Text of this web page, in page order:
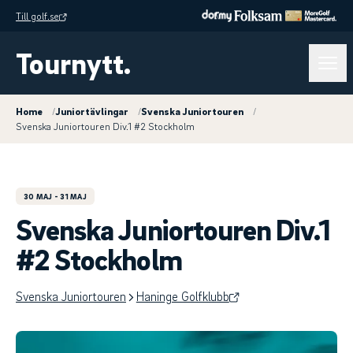
Till golf.se
Tournytt.
Home /Juniortävlingar /Svenska Juniortouren
/
Svenska Juniortouren Div.1 #2 Stockholm
30 MAJ - 31 MAJ
Svenska Juniortouren Div.1
#2 Stockholm
Svenska Juniortouren Haninge Golfklubb